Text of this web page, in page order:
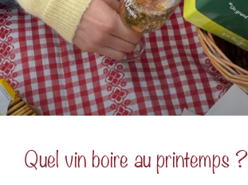
Quel vin boire au printemps ?